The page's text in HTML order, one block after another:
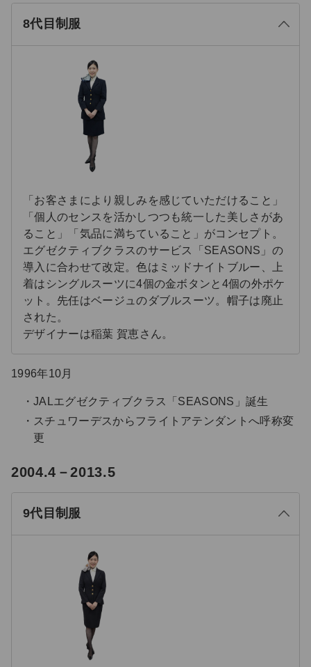
8代目制服
「お客さまにより親しみを感じていただけること」
「個人のセンスを活かしつつも統一した美しさがあ
ること」「気品に満ちていること」がコンセプト。
エグゼクティブクラスのサービス「SEASONS」の
導入に合わせて改定。色はミッドナイトブルー、上
着はシングルスーツに4個の金ボタンと4個の外ポケ
ット。先任はベージュのダブルスーツ。帽子は廃止
された。
デザイナーは稲葉 賀恵さん。
1996年10月
JALエグゼクティブクラス「SEASONS」誕生
スチュワーデスからフライトアテンダントへ呼称変
更
2004.4－2013.5
9代目制服